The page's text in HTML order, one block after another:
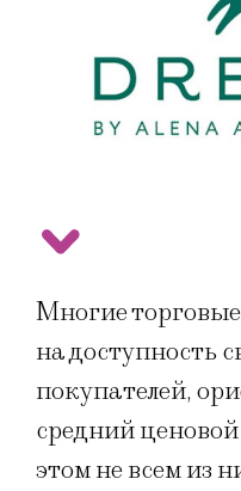
Многие
на доступность
покупателей,
средний
этом не всем из